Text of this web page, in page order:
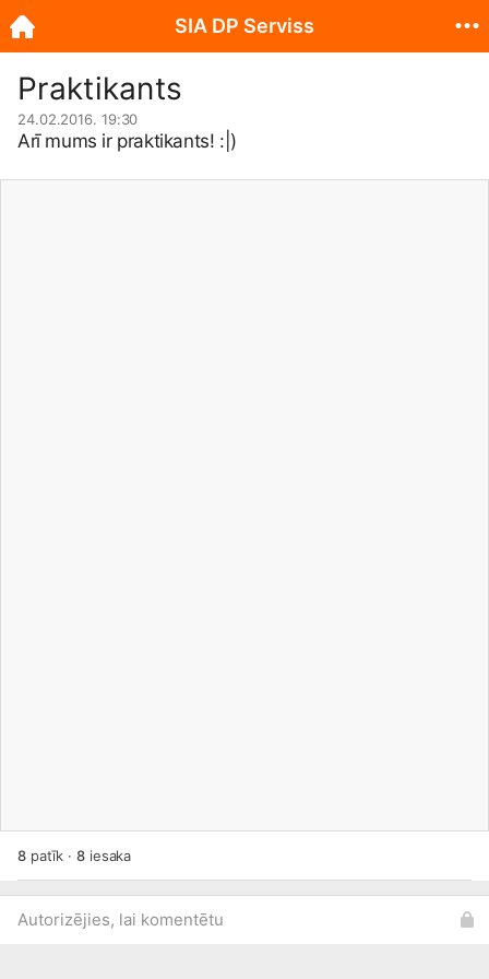
Praktikants
24.02.2016. 19:30
Arī mums ir praktikants! :|)
8patīk ·8iesaka
Autorizējies, lai komentētu
SIA DP Serviss